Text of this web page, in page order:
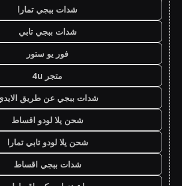
شدات ببجي تمارا
شدات ببجي تابي
فور يو ستور
متجر 4u
شدات ببجي عن طريق
شحن يلا لودو اقساط
شحن يلا لودو تابي تمارا
شدات ببجي اقساط